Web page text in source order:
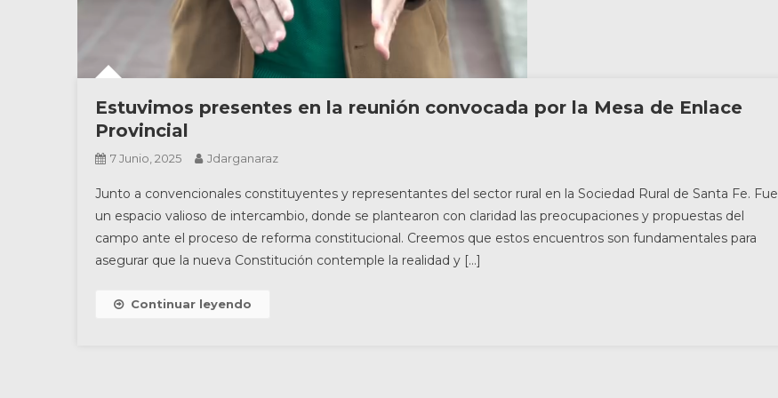
Estuvimos presentes en la reunión convocada por la Mesa de Enlace
Provincial
7 Junio, 2025 Jdarganaraz
Junto a convencionales constituyentes y representantes del sector rural en la Sociedad Rural de Santa Fe. Fue
un espacio valioso de intercambio, donde se plantearon con claridad las preocupaciones y propuestas del
campo ante el proceso de reforma constitucional. Creemos que estos encuentros son fundamentales para
asegurar que la nueva Constitución contemple la realidad y […]
Continuar leyendo